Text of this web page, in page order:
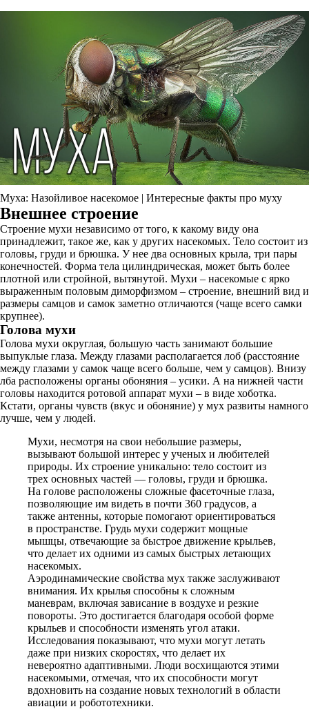
Муха: Назойливое насекомое | Интересные факты про муху
Внешнее строение
Строение мухи независимо от того, к какому виду она
принадлежит, такое же, как у других насекомых. Тело состоит из
головы, груди и брюшка. У нее два основных крыла, три пары
конечностей. Форма тела цилиндрическая, может быть более
плотной или стройной, вытянутой. Мухи – насекомые с ярко
выраженным половым диморфизмом – строение, внешний вид и
размеры самцов и самок заметно отличаются (чаще всего самки
крупнее).
Голова мухи
Голова мухи округлая, большую часть занимают большие
выпуклые глаза. Между глазами располагается лоб (расстояние
между глазами у самок чаще всего больше, чем у самцов). Внизу
лба расположены органы обоняния – усики. А на нижней части
головы находится ротовой аппарат мухи – в виде хоботка.
Кстати, органы чувств (вкус и обоняние) у мух развиты намного
лучше, чем у людей.
Мухи, несмотря на свои небольшие размеры,
вызывают большой интерес у ученых и любителей
природы. Их строение уникально: тело состоит из
трех основных частей — головы, груди и брюшка.
На голове расположены сложные фасеточные глаза,
позволяющие им видеть в почти 360 градусов, а
также антенны, которые помогают ориентироваться
в пространстве. Грудь мухи содержит мощные
мышцы, отвечающие за быстрое движение крыльев,
что делает их одними из самых быстрых летающих
насекомых.
Аэродинамические свойства мух также заслуживают
внимания. Их крылья способны к сложным
маневрам, включая зависание в воздухе и резкие
повороты. Это достигается благодаря особой форме
крыльев и способности изменять угол атаки.
Исследования показывают, что мухи могут летать
даже при низких скоростях, что делает их
невероятно адаптивными. Люди восхищаются этими
насекомыми, отмечая, что их способности могут
вдохновить на создание новых технологий в области
авиации и робототехники.